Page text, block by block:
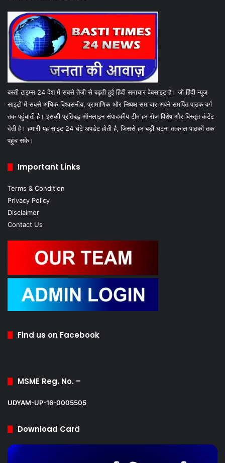
बस्ती टाइम्स 24 देश में सबसे तेजी से बढ़ती हुई हिंदी समाचार वेबसाइट है। जो हिंदी न्यूज
साइटों में सबसे अधिक विश्वसनीय, प्रामाणिक और निष्पक्ष समाचार अपने समर्पित पाठक वर्ग
तक पहुंचाती है। इसकी प्रतिबद्ध ऑनलाइन संपादकीय टीम हर रोज विशेष और विस्तृत कंटेंट
देती है। हमारी यह साइट 24 घंटे अपडेट होती है, जिससे हर बड़ी घटना तत्काल पाठकों तक
पहुंच सके।
Important Links
Terms & Condition
Privacy Policy
Disclaimer
Contact Us
Find us on Facebook
MSME Reg. No. –
UDYAM-UP-16-0005505
Download Card